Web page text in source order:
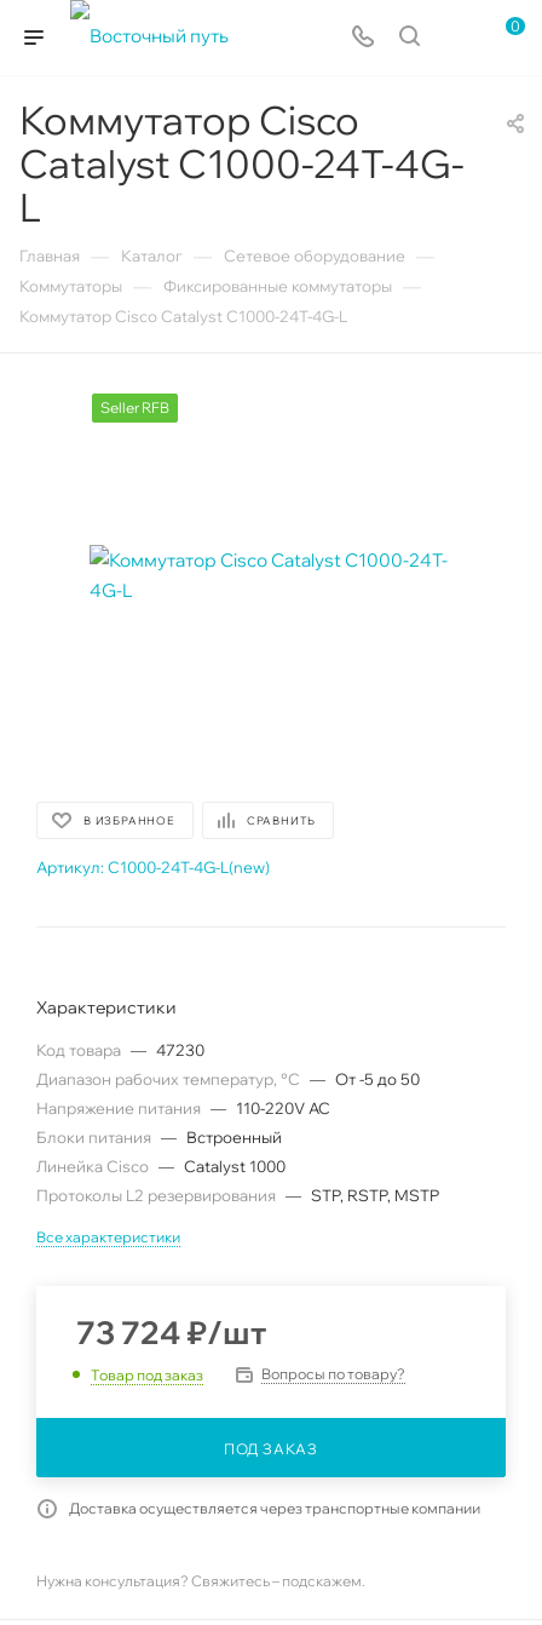
0
Коммутатор Cisco
Catalyst C1000-24T-4G-
L
Главная Каталог Сетевое оборудование
Коммутаторы Фиксированные коммутаторы
Коммутатор Cisco Catalyst C1000-24T-4G-L
Seller RFB
В ИЗБРАННОЕ СРАВНИТЬ
Артикул: C1000-24T-4G-L(new)
Характеристики
Код товара — 47230
Диапазон рабочих температур, °C — От -5 до 50
Напряжение питания — 110-220V AC
Блоки питания — Встроенный
Линейка Cisco — Catalyst 1000
Протоколы L2 резервирования — STP, RSTP, MSTP
Все характеристики
73 724₽/шт
Товар под заказ Вопросы по товару?
ПОД ЗАКАЗ
Доставка осуществляется через транспортные компании
Нужна консультация? Свяжитесь – подскажем.